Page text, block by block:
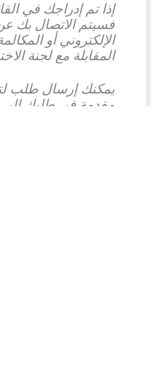
إذا تم إدراجك في
فسيتم الاتصال بك
الإلكتروني أو
المقابلة مع لجنة
يمكنك إرسال طلب
مقدمة في طلبك إلى